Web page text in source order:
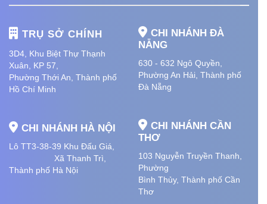
TRỤ SỞ CHÍNH
3D4, Khu Biệt Thự Thạnh
Xuân, KP 57,
Phường Thới An, Thành phố
Hồ Chí Minh
CHI NHÁNH HÀ NỘI
Lô TT3-38-39 Khu Đấu Giá,
Xã Thanh Trì,
Thành phố Hà Nội
CHI NHÁNH ĐÀ
NẴNG
630 - 632 Ngô Quyền,
Phường An Hải , Thành phố
Đà Nẵng
CHI NHÁNH CẦN
THƠ
103 Nguyễn Truyền Thanh,
Phường
Bình Thủy, Thành phố Cần
Thơ